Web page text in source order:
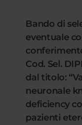
Bando di
eventuale
Cod. Sel.
dal titolo:
neuronale
deficiency
pazienti